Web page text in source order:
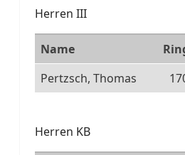
Herren III
Name
Pertzsch, Thomas
Herren KB